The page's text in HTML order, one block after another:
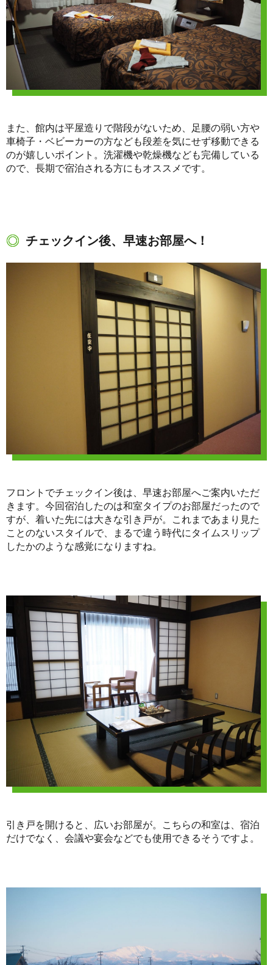
また、館内は平屋造りで階段がないため、足腰の弱い方や
車椅子・ベビーカーの方なども段差を気にせず移動できる
のが嬉しいポイント。洗濯機や乾燥機なども完備している
ので、長期で宿泊される方にもオススメです。
チェックイン後、早速お部屋へ！
フロントでチェックイン後は、早速お部屋へご案内いただ
きます。今回宿泊したのは和室タイプのお部屋だったので
すが、着いた先には大きな引き戸が。これまであまり見た
ことのないスタイルで、まるで違う時代にタイムスリップ
したかのような感覚になりますね。
引き戸を開けると、広いお部屋が。こちらの和室は、宿泊
だけでなく、会議や宴会などでも使用できるそうですよ。